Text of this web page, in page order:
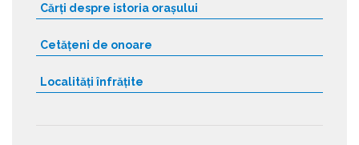
Cărți despre istoria orașului
Cetățeni de onoare
Localități înfrățite